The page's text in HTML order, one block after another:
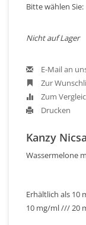
Bitte wählen Sie:
Nicht auf Lager
E-Mail an
Zur
Zum
Drucken
Kanzy
Wassermelone
Erhältlich als 10
10 mg/ml /// 20